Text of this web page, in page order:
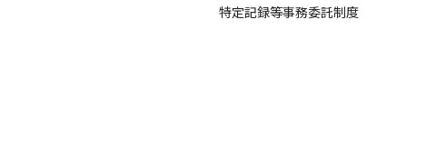
特定記録等事務委託制度